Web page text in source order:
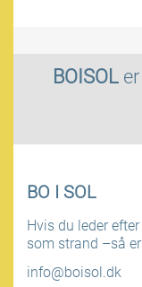
BOISOL
BO I SOL
Hvis du leder
som strand –så
info@boisol.dk